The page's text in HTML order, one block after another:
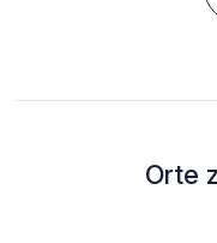
Orte